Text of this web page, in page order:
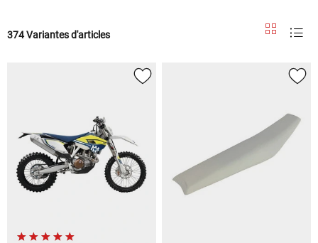
374 Variantes d'articles